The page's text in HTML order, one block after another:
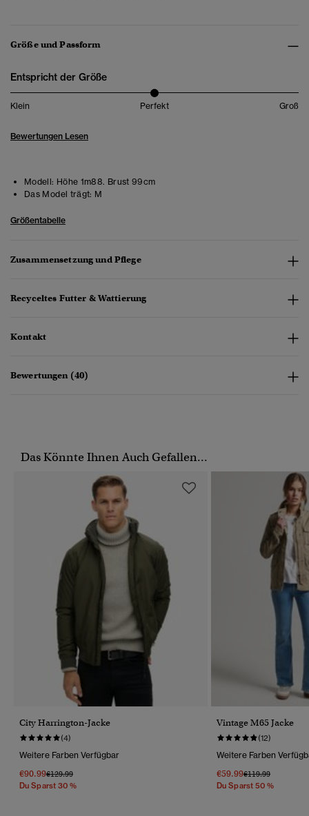
Größe und Passform
Entspricht der Größe
Klein Perfekt Groß
Bewertungen Lesen
Modell: Höhe 1m88. Brust 99cm
Das Model trägt: M
Größentabelle
Zusammensetzung und Pflege
Recyceltes Futter & Wattierung
Kontakt
Bewertungen (40)
Das Könnte Ihnen Auch Gefallen...
City Harrington-Jacke
(4)
Weitere Farben Verfügbar
€90.99Preis Wurde Reduziert Von
€129.99Bis
Du Sparst 30 %
Vintage M65 Jacke
(12)
Weitere Farben
€59.99Preis Wurde
€119.99Bis
Du Sparst 50 %